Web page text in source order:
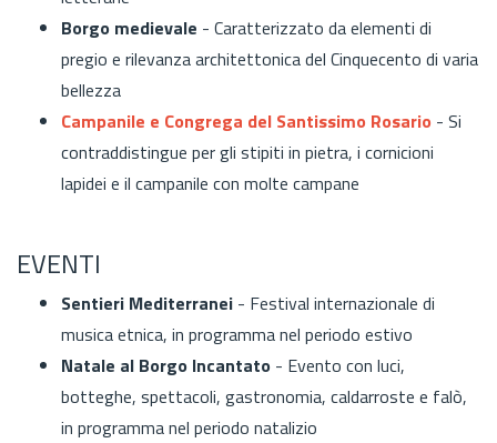
Borgo medievale - Caratterizzato da elementi di
pregio e rilevanza architettonica del Cinquecento di varia
bellezza
Campanile e Congrega del Santissimo Rosario - Si
contraddistingue per gli stipiti in pietra, i cornicioni
lapidei e il campanile con molte campane
EVENTI
Sentieri Mediterranei - Festival internazionale di
musica etnica, in programma nel periodo estivo
Natale al Borgo Incantato - Evento con luci,
botteghe, spettacoli, gastronomia, caldarroste e falò,
in programma nel periodo natalizio